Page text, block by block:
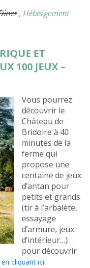
, Hébergement
ET
100 JEUX –
Vous pourrez
découvrir le
Château de
Bridoire à 40
minutes de la
ferme qui
propose une
centaine de jeux
d’antan pour
petits et grands
(tir à l’arbalète,
essayage
d’armure, jeux
d’intérieur…)
pour découvrir
en cliquant ici.